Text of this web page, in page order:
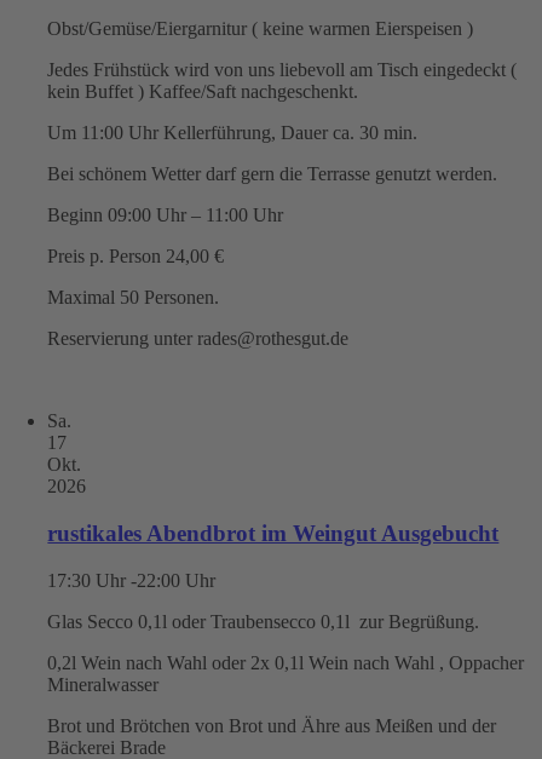
Obst/Gemüse/Eiergarnitur ( keine warmen Eierspeisen )
Jedes Frühstück wird von uns liebevoll am Tisch eingedeckt (
kein Buffet ) Kaffee/Saft nachgeschenkt.
Um 11:00 Uhr Kellerführung, Dauer ca. 30 min.
Bei schönem Wetter darf gern die Terrasse genutzt werden.
Beginn 09:00 Uhr – 11:00 Uhr
Preis p. Person 24,00 €
Maximal 50 Personen.
Reservierung unter rades@rothesgut.de
Sa.
17
Okt.
2026
rustikales Abendbrot im Weingut Ausgebucht
17:30 Uhr -22:00 Uhr
Glas Secco 0,1l oder Traubensecco 0,1l zur Begrüßung.
0,2l Wein nach Wahl oder 2x 0,1l Wein nach Wahl , Oppacher
Mineralwasser
Brot und Brötchen von Brot und Ähre aus Meißen und der
Bäckerei Brade